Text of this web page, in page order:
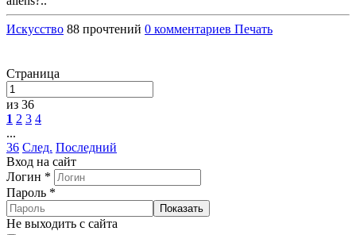
Искусство 88 прочтений 0 комментариев Печать
Страница
из 36
1 2 3 4
...
36 След. Последний
Вход на сайт
Логин *
Пароль *
Показать
Не выходить с сайта